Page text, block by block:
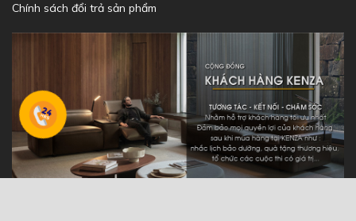
Chính sách đổi trả sản phẩm